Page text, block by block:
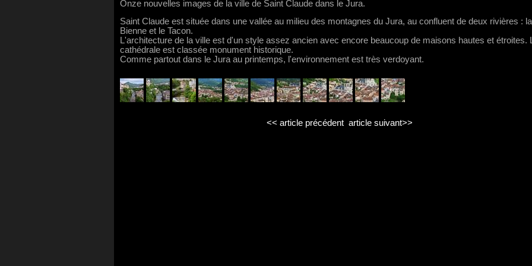
Onze nouvelles images de la ville de Saint Claude dans le Jura.
Saint Claude est située dans une vallée au milieu des montagnes du Jura, au confluent de deux rivières : la
Bienne et le Tacon.
L'architecture de la ville est d'un style assez ancien avec encore beaucoup de maisons hautes et étroites.
cathédrale est classée monument historique.
Comme partout dans le Jura au printemps, l'environnement est très verdoyant.
<< article précédent article suivant>>